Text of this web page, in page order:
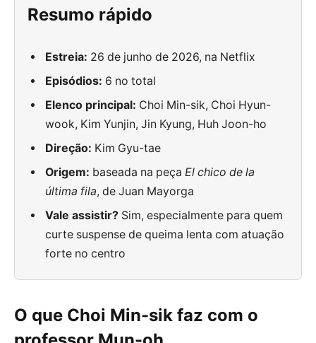
Resumo rápido
Estreia: 26 de junho de 2026, na Netflix
Episódios: 6 no total
Elenco principal: Choi Min-sik, Choi Hyun-
wook, Kim Yunjin, Jin Kyung, Huh Joon-ho
Direção: Kim Gyu-tae
Origem: baseada na peçaEl chico de la
última fila, de Juan Mayorga
Vale assistir? Sim, especialmente para quem
curte suspense de queima lenta com atuação
forte no centro
O que Choi Min-sik faz com o